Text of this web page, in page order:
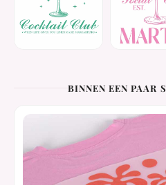
BINNEN EEN PAAR